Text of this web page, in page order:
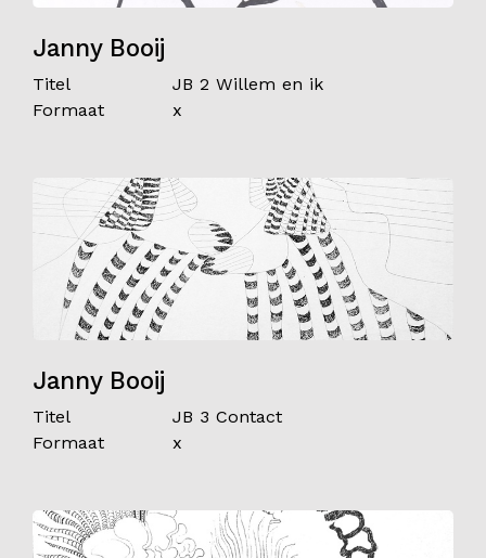
Janny Booij
Titel
JB 2 Willem en ik
Formaat
x
Janny Booij
Titel
JB 3 Contact
Formaat
x